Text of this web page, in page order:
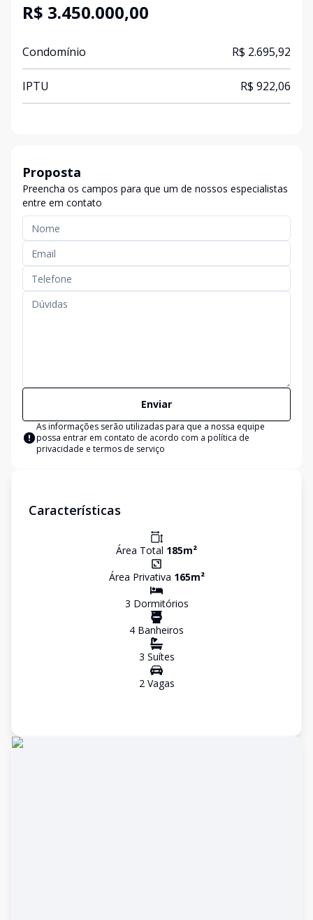
R$ 3.450.000,00
Condomínio R$ 2.695,92
IPTU R$ 922,06
Proposta
Preencha os campos para que um de nossos especialistas
entre em contato
Enviar
As informações serão utilizadas para que a nossa equipe
possa entrar em contato de acordo com a política de
privacidade e termos de serviço
Características
Área Total 185m²
Área Privativa 165m²
3 Dormitórios
4 Banheiros
3 Suítes
2Vagas